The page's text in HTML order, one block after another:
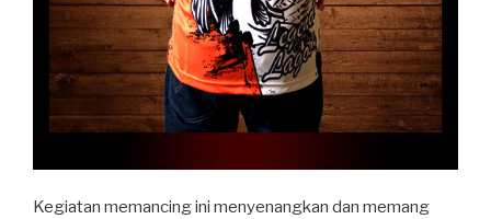
Kegiatan memancing ini menyenangkan dan memang